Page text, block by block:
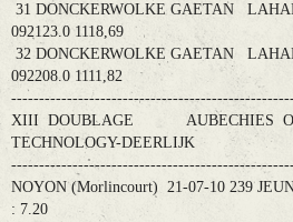
31 DONCKERWOLKE GAETAN
092123.0 1118,69
32 DONCKERWOLKE GAETAN
092208.0 1111,82
XIII DOUBLAGE
TECHNOLOGY-DEERLIJK
NOYON (Morlincourt) 21-07-10 239
: 7.20